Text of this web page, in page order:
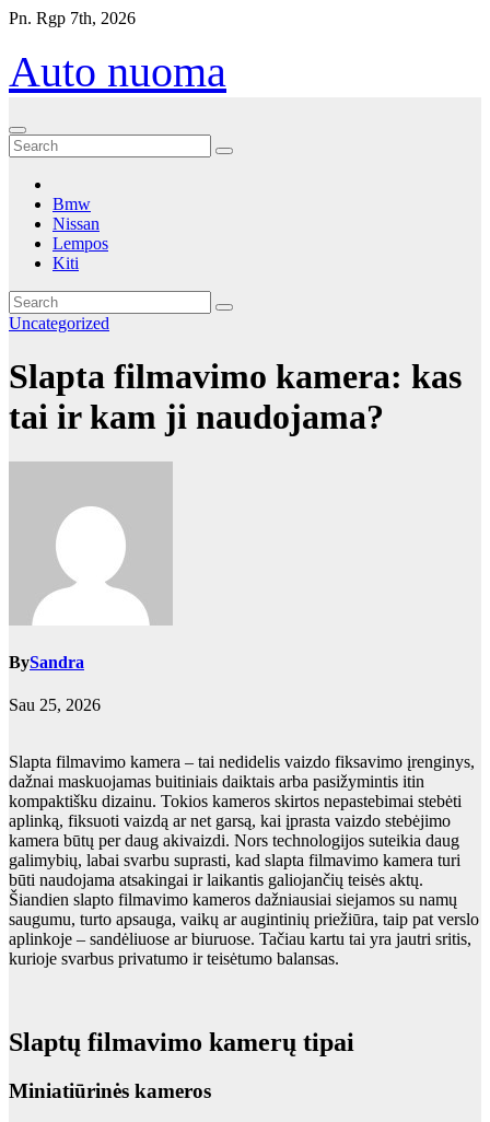
Eiti
turinio
Pn. Rgp 7th, 2026
Auto nuoma
Bmw
Nissan
Lempos
Kiti
Uncategorized
Slapta filmavimo kamera: kas
tai ir kam ji naudojama?
BySandra
Sau 25, 2026
Slapta filmavimo kamera – tai nedidelis vaizdo fiksavimo įrenginys,
dažnai maskuojamas buitiniais daiktais arba pasižymintis itin
kompaktišku dizainu. Tokios kameros skirtos nepastebimai stebėti
aplinką, fiksuoti vaizdą ar net garsą, kai įprasta vaizdo stebėjimo
kamera būtų per daug akivaizdi. Nors technologijos suteikia daug
galimybių, labai svarbu suprasti, kad slapta filmavimo kamera turi
būti naudojama atsakingai ir laikantis galiojančių teisės aktų.
Šiandien slapto filmavimo kameros dažniausiai siejamos su namų
saugumu, turto apsauga, vaikų ar augintinių priežiūra, taip pat verslo
aplinkoje – sandėliuose ar biuruose. Tačiau kartu tai yra jautri sritis,
kurioje svarbus privatumo ir teisėtumo balansas.
Slaptų filmavimo kamerų tipai
Miniatiūrinės kameros